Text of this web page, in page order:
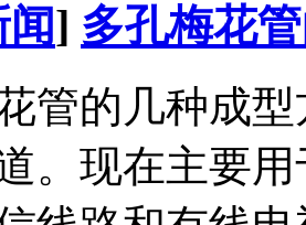
] 多孔梅花
管的几种成
。现在主要